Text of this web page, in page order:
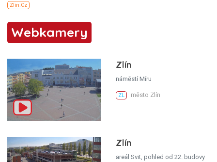
Webkamery
Zlín
náměstí Míru
ZL město Zlín
Zlín
areál Svit, pohled od 22. budovy